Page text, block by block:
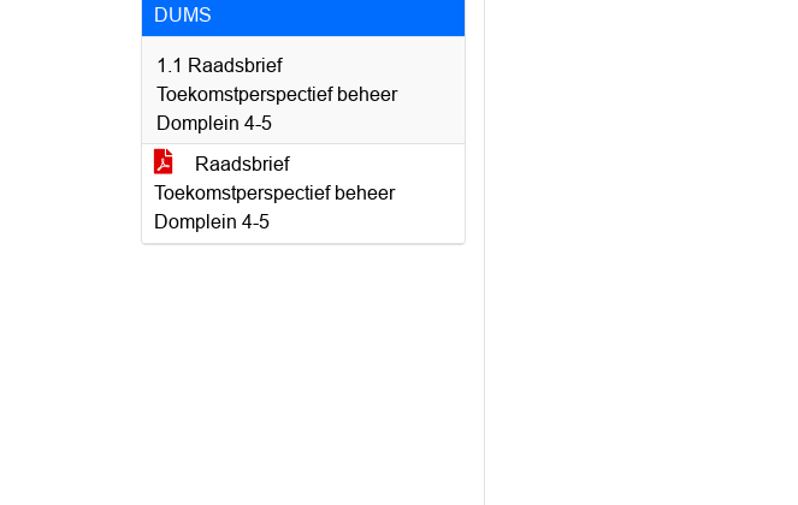
DUMS
1.1 Raadsbrief
Toekomstperspectief beheer
Domplein 4-5
Raadsbrief
Toekomstperspectief beheer
Domplein 4-5